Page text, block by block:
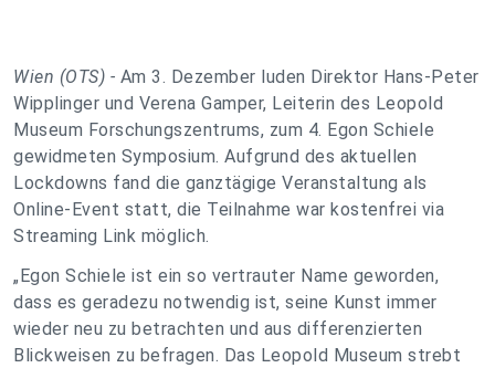
Wien (OTS) - Am 3. Dezember luden Direktor Hans-Peter
Wipplinger und Verena Gamper, Leiterin des Leopold
Museum Forschungszentrums, zum 4. Egon Schiele
gewidmeten Symposium. Aufgrund des aktuellen
Lockdowns fand die ganztägige Veranstaltung als
Online-Event statt, die Teilnahme war kostenfrei via
Streaming Link möglich.
„ Egon Schiele ist ein so vertrauter Name geworden,
dass es geradezu notwendig ist, seine Kunst immer
wieder neu zu betrachten und aus differenzierten
Blickweisen zu befragen. Das Leopold Museum strebt